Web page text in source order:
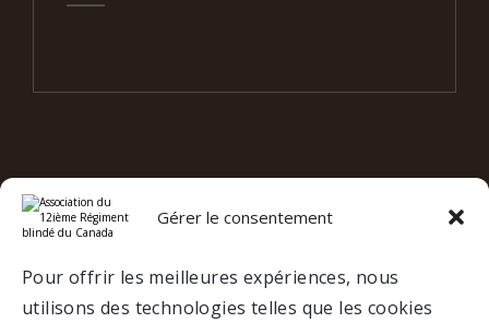
Gérer le consentement
Pour offrir les meilleures expériences, nous
utilisons des technologies telles que les cookies
12eRBC SUR LES RÉSEAUX